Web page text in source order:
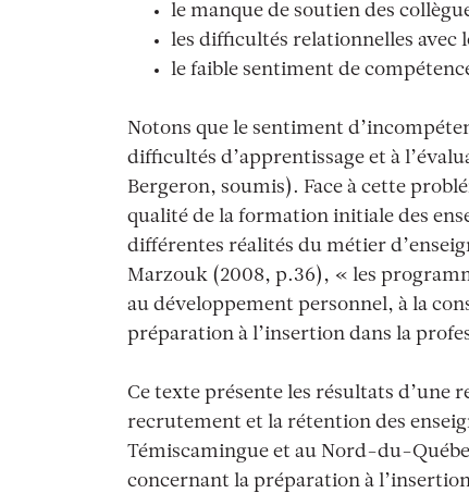
le manque de soutien des
les difficultés relationnelles avec
le faible sentiment de
Notons que le sentiment
difficultés d’apprentissage et à
Bergeron, soumis). Face à cette
qualité de la formation initiale des
différentes réalités du métier
Marzouk (2008, p.36), « les
au développement personnel, à la
préparation à l’insertion dans la
Ce texte présente les résultats
recrutement et la rétention des
Témiscamingue et au Nord-du-
concernant la préparation à